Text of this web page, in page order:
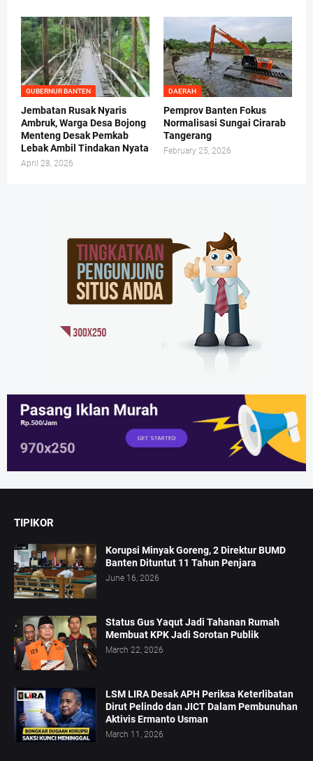
GUBERNUR BANTEN
Jembatan Rusak Nyaris
Ambruk, Warga Desa Bojong
Menteng Desak Pemkab
Lebak Ambil Tindakan Nyata
April 28, 2026
DAERAH
Pemprov Banten Fokus
Normalisasi Sungai Cirarab
Tangerang
February 25, 2026
TIPIKOR
Korupsi Minyak Goreng, 2 Direktur BUMD
Banten Dituntut 11 Tahun Penjara
June 16, 2026
Status Gus Yaqut Jadi Tahanan Rumah
Membuat KPK Jadi Sorotan Publik
March 22, 2026
LSM LIRA Desak APH Periksa Keterlibatan
Dirut Pelindo dan JICT Dalam Pembunuhan
Aktivis Ermanto Usman
March 11, 2026